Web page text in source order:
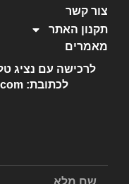
צור קשר
תקנון האתר
מאמרים
לרכישה עם נציג
לכתובת: htofashion2022@gmail.com